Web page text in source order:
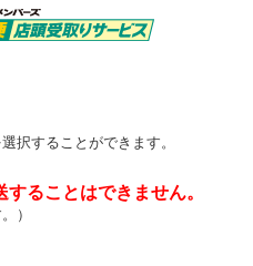
択することができます。
ることはできません。
）